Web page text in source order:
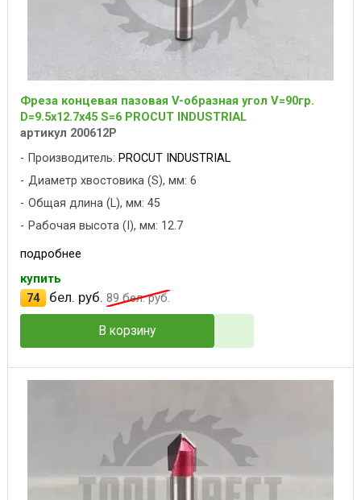
Фреза концевая пазовая V-образная угол V=90гр.
D=9.5x12.7x45 S=6 PROCUT INDUSTRIAL
артикул 200612P
Производитель: PROCUT INDUSTRIAL
Диаметр хвостовика (S), мм: 6
Общая длина (L), мм: 45
Рабочая высота (I), мм: 12.7
подробнее
купить
74
бел. руб. 89бел. руб.
В корзину